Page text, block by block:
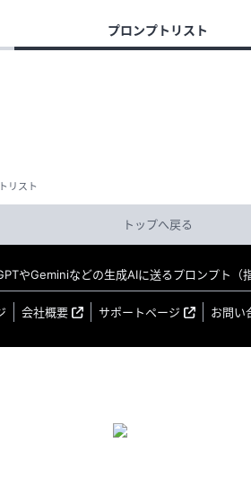
リスト
プロンプトリスト
トップへ戻る
やGeminiなどの生成AIに送るプロンプト（
会社概要 サポートページ お問い